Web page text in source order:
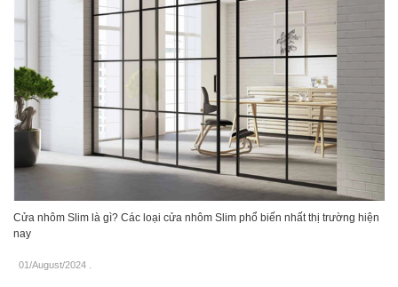
Cửa nhôm Slim là gì? Các loại cửa nhôm Slim phổ biến nhất thị trường hiện
nay
01/August/2024 .